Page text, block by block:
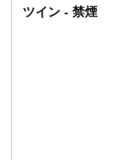
ツイン - 禁煙